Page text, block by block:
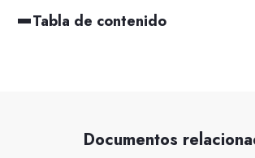
Tabla de contenido
Documentos